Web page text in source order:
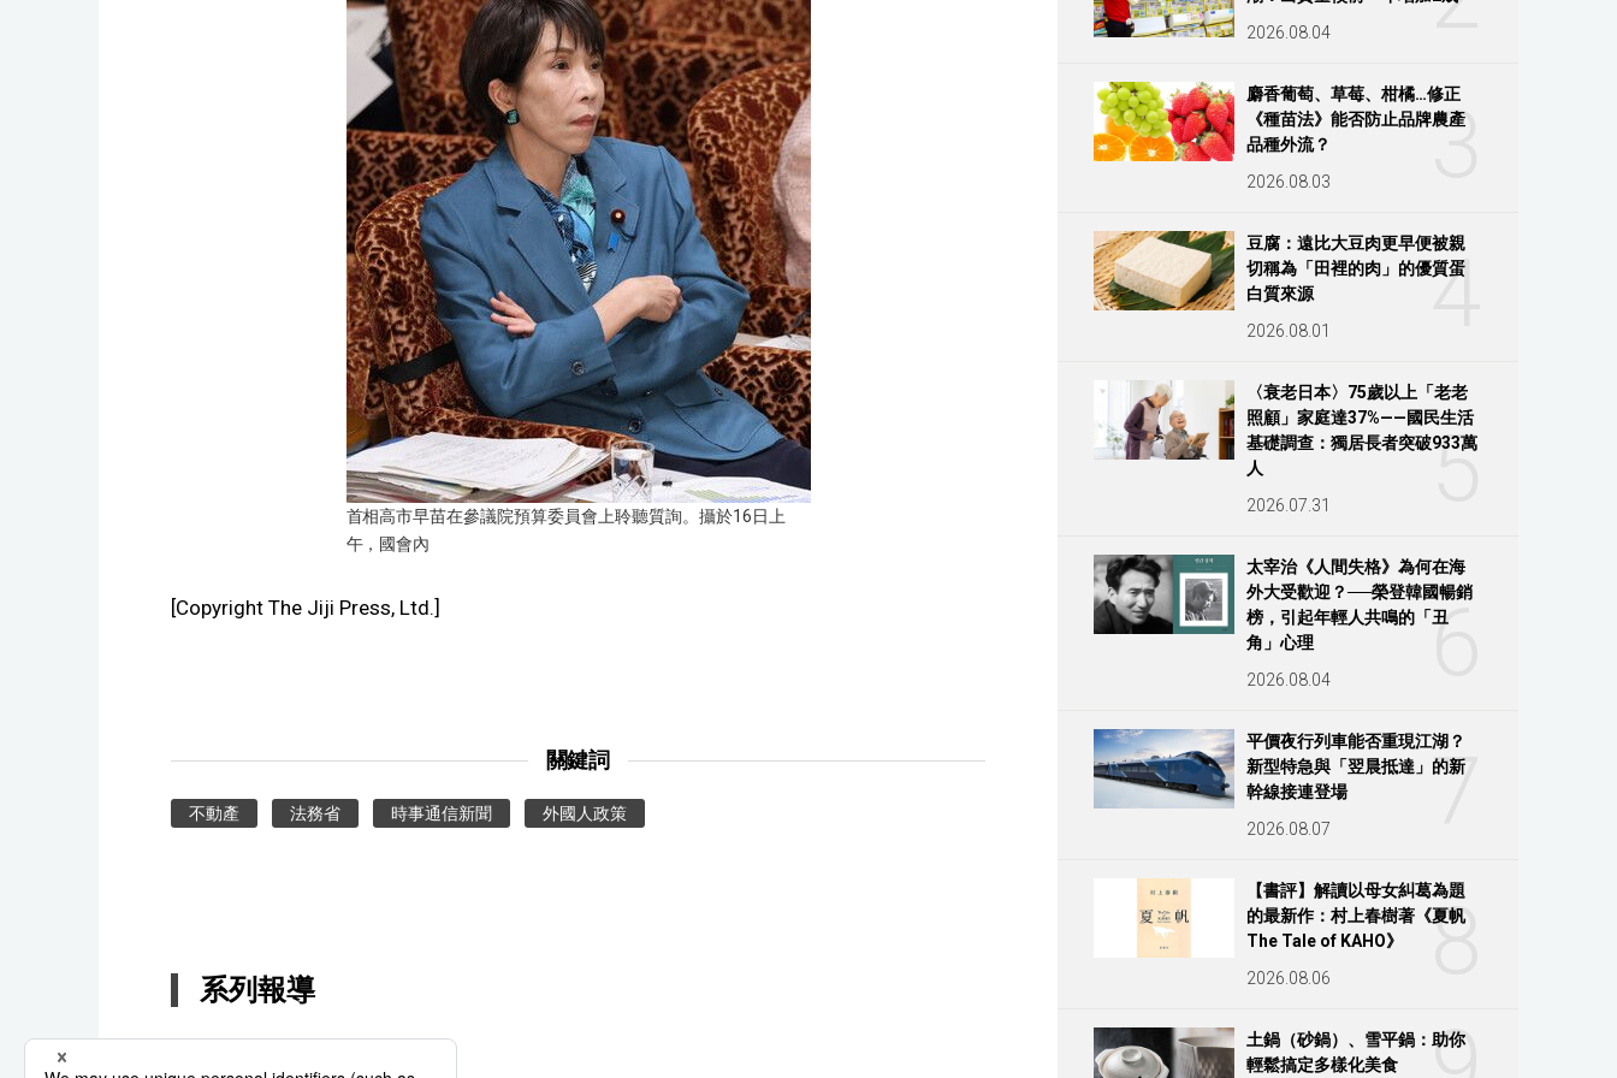
首相高市早苗在參議院預算委員會上聆聽質詢。攝於16日上
午，國會內
[Copyright The Jiji Press, Ltd.]
關鍵詞
不動產 法務省 時事通信新聞 外國人政策
系列報導
2026.08.04
3
麝香葡萄、草莓、柑橘…修正
《種苗法》能否防止品牌農產
品種外流？
2026.08.03
4
豆腐：遠比大豆肉更早便被親
切稱為「田裡的肉」的優質蛋
白質來源
2026.08.01
5
〈衰老日本〉75歲以上「老老
照顧」家庭達37%——國民生活
基礎調查：獨居長者突破933萬
人
2026.07.31
6
太宰治《人間失格》為何在海
外大受歡迎？──榮登韓國暢銷
榜，引起年輕人共鳴的「丑
角」心理
2026.08.04
7
平價夜行列車能否重現江湖？
新型特急與「翌晨抵達」的新
幹線接連登場
2026.08.07
8
【書評】解讀以母女糾葛為題
的最新作：村上春樹著《夏帆
The Tale of KAHO》
2026.08.06
土鍋（砂鍋）、雪平鍋：助你
輕鬆搞定多樣化美食